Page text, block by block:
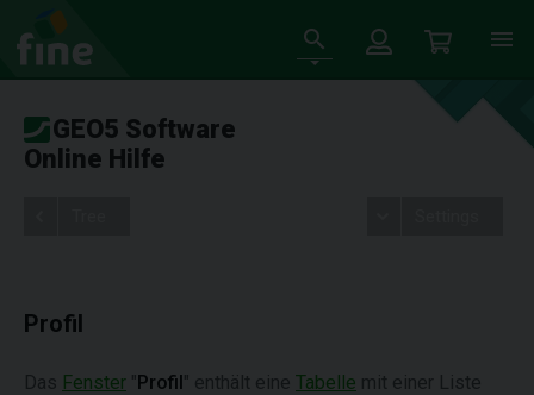
GEO5 Software
Online Hilfe
Profil
Das Fenster "Profil" enthält eine Tabelle mit einer Liste